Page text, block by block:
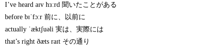
I’ve heard aɪv hɜːrd 聞いたことがある
before bɪˈfɔːr 前に、以前に
actually ˈæktʃuəli 実は、実際には
that’s right ðæts raɪt その通り